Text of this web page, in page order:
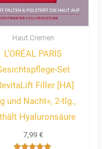
Haut Cremen
L’ORÉAL PARIS
Set
Filler [HA]
und Nacht«, 2-tlg.,
Hyaluronsäure
7,99 €